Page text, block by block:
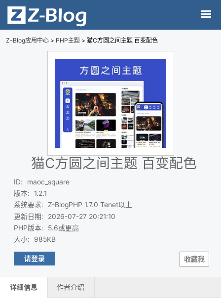
Z-Blog应用中心 > PHP主题 > 猫C方圆之间主题 百变配色
猫C方圆之间主题 百变配色
ID:
maoc_square
版本:
1.2.1
系统要求:
Z-BlogPHP 1.7.0 Tenet以上
更新日期:
2026-07-27 20:21:10
PHP版本: 5.6或更高
大小: 985KB
收藏我
请登录
详细信息 作者介绍